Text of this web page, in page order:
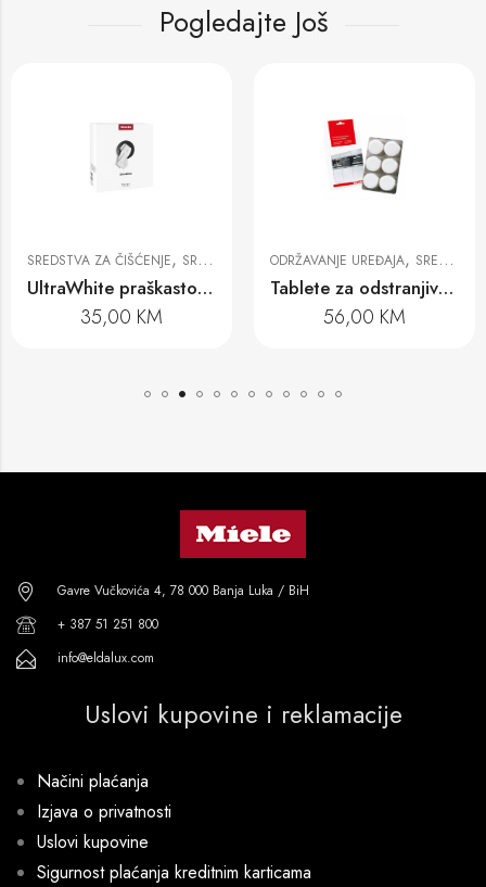
Pogledajte Još
SREDSTVA ZA ČIŠĆENJE, SREDSTVA ZA PRANJE RUBLJA
UltraWhite praškasto sredstvo za pranje veša
35,00 KM
ODRŽAVANJE UREĐAJA, SREDSTVA ZA ČIŠĆENJE
Tablete za odstranjivanje kamenca 6 kom
56,00 KM
Gavre Vučkovića 4, 78 000 Banja Luka / BiH
+ 387 51 251 800
info@eldalux.com
Uslovi kupovine i reklamacije
Načini plaćanja
Izjava o privatnosti
Uslovi kupovine
Sigurnost plaćanja kreditnim karticama